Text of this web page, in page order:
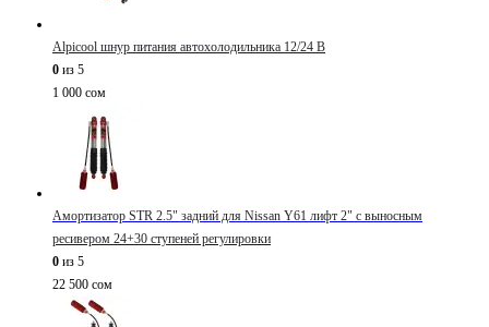
Alpicool шнур питания автохолодильника 12/24 В
0 из 5
1 000 сом
Амортизатор STR 2.5" задний для Nissan Y61 лифт 2" с выносным
ресивером 24+30 ступеней регулировки
0 из 5
22 500 сом